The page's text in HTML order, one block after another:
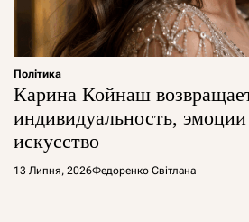
Політика
Карина Койнаш
индивидуальность,
искусство
13 Липня, 2026Федоренко Світлана